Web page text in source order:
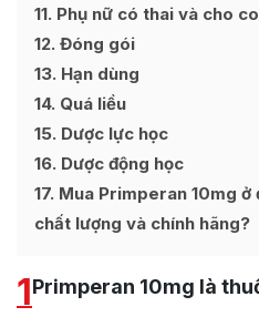
11 Phụ nữ có thai và cho
12 Đóng gói
13 Hạn dùng
14 Quá liều
15 Dược lực học
16 Dược động học
17 Mua Primperan 10mg ở
chất lượng và chính hãng?
1Primperan 10mg là